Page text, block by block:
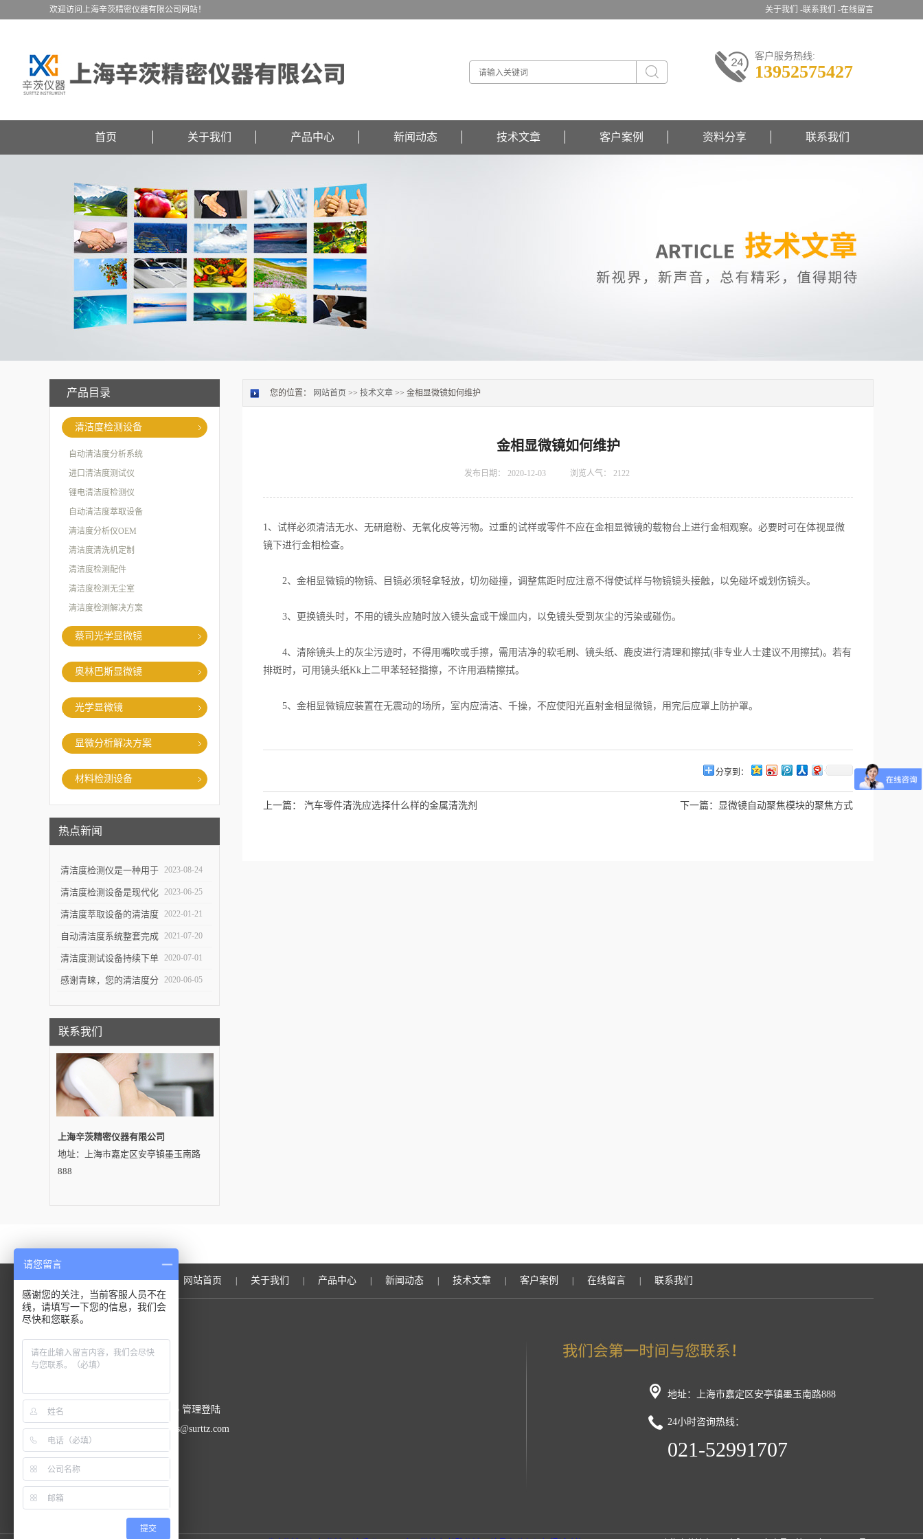
关于我们 -联系我们 -在线留言
欢迎访问上海辛茨精密仪器有限公司网站！
客户服务热线:
13952575427
首页 关于我们 产品中心 新闻动态 技术文章 客户案例 资料分享 联系我们
产品目录
清洁度检测设备
自动清洁度分析系统
进口清洁度测试仪
锂电清洁度检测仪
自动清洁度萃取设备
清洁度分析仪OEM
清洁度清洗机定制
清洁度检测配件
清洁度检测无尘室
清洁度检测解决方案
蔡司光学显微镜
奥林巴斯显微镜
光学显微镜
显微分析解决方案
材料检测设备
热点新闻
清洁度检测仪是一种用于
评估物体表面清洁程度的
重要工具
2023-08-24
清洁度检测设备是现代化
生产中*一环
2023-06-25
清洁度萃取设备的清洁度
测试对于不同系统的组件
有不同的意义
2022-01-21
自动清洁度系统整套完成
交付——吉林客户
2021-07-20
清洁度测试设备持续下单 2020-07-01
感谢青睐，您的清洁度分 2020-06-05
联系我们
上海辛茨精密仪器有限公司
地址：上海市嘉定区安亭镇墨玉南路
888
您的位置： 网站首页 >> 技术文章 >> 金相显微镜如何维护
金相显微镜如何维护
发布日期： 2020-12-03 浏览人气： 2122
1、试样必须清洁无水、无研磨粉、无氧化皮等污物。过重的试样或零件不应在金相显微镜的载物台上进行金相观察。必要时可在体视显微
镜下进行金相检查。
2、金相显微镜的物镜、目镜必须轻拿轻放，切勿碰撞，调整焦距时应注意不得使试样与物镜镜头接触，以免碰坏或划伤镜头。
3、更换镜头时，不用的镜头应随时放入镜头盒或干燥皿内，以免镜头受到灰尘的污染或碰伤。
4、清除镜头上的灰尘污迹时，不得用嘴吹或手擦，需用洁净的软毛刷、镜头纸、鹿皮进行清理和擦拭(非专业人士建议不用擦拭)。若有
排斑时，可用镜头纸Kk上二甲苯轻轻揩擦，不许用酒精擦拭。
5、金相显微镜应装置在无震动的场所，室内应清洁、千操，不应使阳光直射金相显微镜，用完后应罩上防护罩。
分享到：
上一篇： 汽车零件清洗应选择什么样的金属清洗剂 下一篇： 显微镜自动聚焦模块的聚焦方式
网站首页 关于我们 产品中心 新闻动态 技术文章 客户案例 在线留言 联系我们
总流量：334595
GoogleSitemap 管理登陆
联系人：李经理 邮 箱：sales@surttz.com
地址：上海市嘉定区安亭镇墨玉南路888
24小时咨询热线：
021-52991707
请您留言
感谢您的关注，当前客服人员不在
线，请填写一下您的信息，我们会
尽快和您联系。
提交